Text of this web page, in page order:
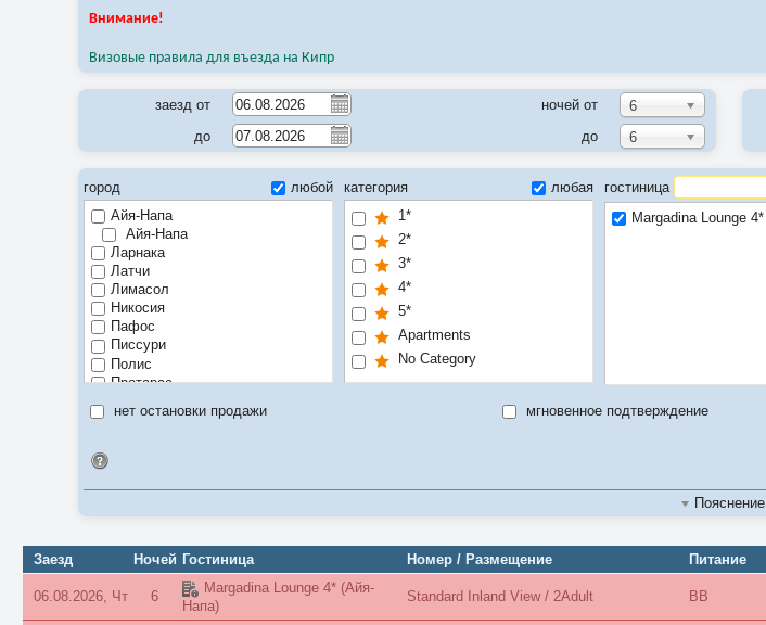
Внимание!
Визовые правила для въезда на Кипр
заезд от ночей от
6
до
до 6
город
любой
Айя-Напа
Айя-Напа
Ларнака
Латчи
Лимасол
Никосия
Пафос
Писсури
Полис
Протарас
категория
любая
1*
2*
3*
4*
5*
Apartments
No Category
гостиница
Margadina Lounge 4*
нет остановки продажи мгновенное подтверждение
Пояснение
Заезд Ночей Гостиница Номер / Размещение Питание
06.08.2026, Чт 6
Margadina Lounge 4*(Айя-
Напа)
Standard Inland View / 2Adult BB